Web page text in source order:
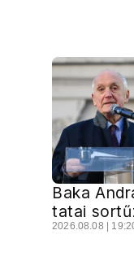
Baka
tatai
2026.08.08 |